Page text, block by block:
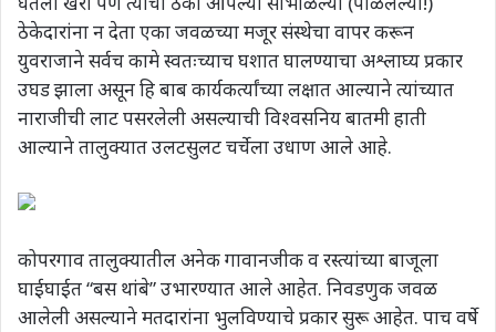
ठेकेदारांना न देता एका जवळच्या मजूर संस्थेचा वापर करून
युवराजाने सर्वच कामे स्वतःच्याच घशात घालण्याचा अश्लाघ्य प्रकार
उघड झाला असून हि बाब कार्यकर्त्यांच्या लक्षात आल्याने त्यांच्यात
नाराजीची लाट पसरलेली असल्याची विश्वसनिय बातमी हाती
आल्याने तालुक्यात उलटसुलट चर्चेला उधाण आले आहे.
कोपरगाव तालुक्यातील अनेक गावानजीक व रस्त्यांच्या बाजूला
घाईघाईत “बस थांबे” उभारण्यात आले आहेत. निवडणुक जवळ
आलेली असल्याने मतदारांना भुलविण्याचे प्रकार सुरू आहेत. पाच वर्षे